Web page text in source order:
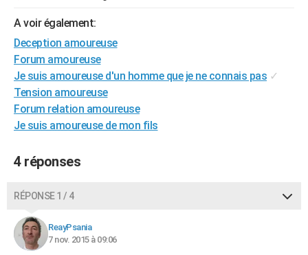
GUIDES D'ACHAT
BONS PLANS
CARTE DE VOEUX
Carte de Noël
Carte Bonne année
Carte Saint-Valentin
Carte Pâques
Carte d'anniversaire
DICTIONNAIRE
FORUM
A voir également:
Deception amoureuse
Forum amoureuse
Je suis amoureuse d'un homme que je ne connais pas ✓
Tension amoureuse
Forum relation amoureuse
Je suis amoureuse de mon fils
4 réponses
RÉPONSE 1 / 4
ReayPsania
7 nov. 2015 à 09:06